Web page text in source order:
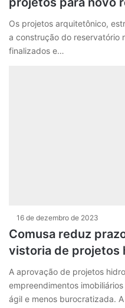
Os projetos arquitetônico,
a construção do reservatório
finalizados e…
16 de dezembro de 2023
Comusa reduz
vistoria de projetos
A aprovação de projetos
empreendimentos
ágil e menos burocratizada.